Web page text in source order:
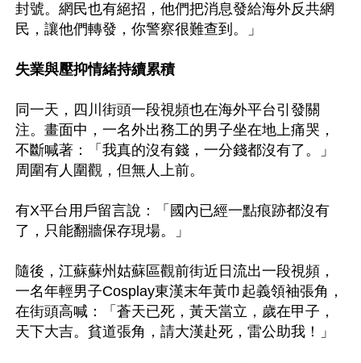
封號。網民也有絕招，他們把消息發給海外反共網
民，讓他們轉發，你警察很難查到。」
失業與壓抑情緒持續累積
同一天，四川街頭一段視頻也在海外平台引發關
注。畫面中，一名外出務工的男子坐在地上痛哭，
不斷喊著：「我真的沒有錢，一分錢都沒有了。」
周圍有人圍觀，但無人上前。
有X平台用戶留言說：「國內已經一點痕跡都沒有
了，只能翻牆保存現場。」
隨後，江蘇蘇州姑蘇區觀前街近日流出一段視頻，
一名年輕男子Cosplay東漢末年黃巾起義領袖張角，
在街頭高喊：「蒼天已死，黃天當立，歲在甲子，
天下大吉。貧道張角，請大漢赴死，雷公助我！」